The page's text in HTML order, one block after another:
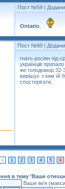
Пост №59 |
Ontario
Пост №60 |
гнать росіян під
українців
же голодомор 32-
вирішує з ким їй
спостерігати,
‹ 1 2 3 4 5 6
в тему 'Ваше
Ваше ім'я